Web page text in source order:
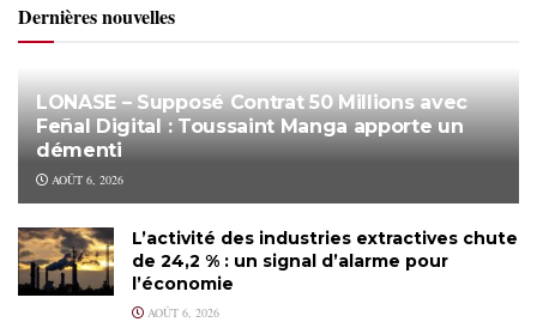
Dernières nouvelles
LONASE – Supposé Contrat 50 Millions avec
Feñal Digital : Toussaint Manga apporte un
démenti
AOÛT 6, 2026
L’activité des industries extractives chute
de 24,2 % : un signal d’alarme pour
l’économie
AOÛT 6, 2026